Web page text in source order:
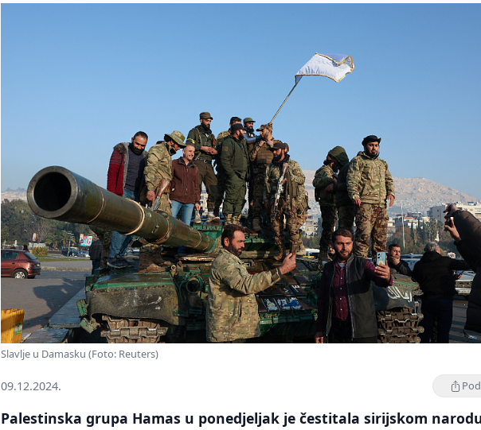
Slavlje u Damasku (Foto: Reuters)
09.12.2024.
Palestinska grupa Hamas u ponedjeljak je čestitala sirijskom